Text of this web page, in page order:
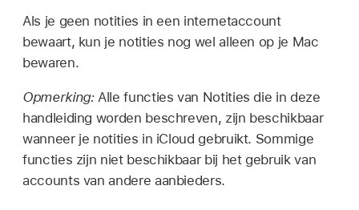
Als je geen notities in een internetaccount
bewaart, kun je notities nog wel alleen op je Mac
bewaren.
Opmerking:Alle functies van Notities die in deze
handleiding worden beschreven, zijn beschikbaar
wanneer je notities in iCloud gebruikt. Sommige
functies zijn niet beschikbaar bij het gebruik van
accounts van andere aanbieders.